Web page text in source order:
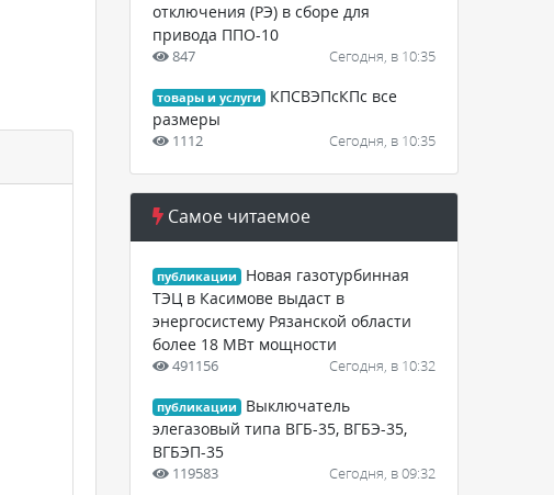
отключения (РЭ) в сборе для
привода ППО-10
847 Сегодня, в 10:35
товары и услуги
КПСВЭПсКПс все
размеры
1112 Сегодня, в 10:35
Самое читаемое
публикации
Новая газотурбинная
ТЭЦ в Касимове выдаст в
энергосистему Рязанской области
более 18 МВт мощности
491156 Сегодня, в 10:32
публикации
Выключатель
элегазовый типа ВГБ-35, ВГБЭ-35,
ВГБЭП-35
119583 Сегодня, в 09:32